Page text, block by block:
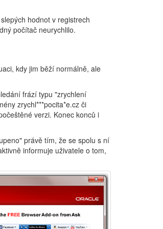
hodnot v registrech
počítač neurychlilo.
kdy jim běží normálně, ale
frází typu "zrychlení
zrychl***pocita*e.cz či
verzi. Konec konců i
právě tím, že se spolu s ní
informuje uživatele o tom,